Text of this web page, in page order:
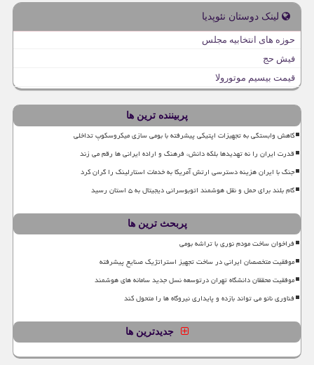
لینک دوستان نئوپدیا
حوزه های انتخابیه مجلس
فیش حج
قیمت بیسیم موتورولا
پربیننده ترین ها
کاهش وابستگی به تجهیزات اپتیکی پیشرفته با بومی سازی میکروسکوپ تداخلی
قدرت ایران را نه تهدیدها بلکه دانش، فرهنگ و اراده ایرانی ها رقم می زند
جنگ با ایران هزینه دسترسی ارتش آمریکا به خدمات استارلینک را گران کرد
گام بلند برای حمل و نقل هوشمند اتوبوسرانی دیجیتال به ۵ استان رسید
پربحث ترین ها
فراخوان ساخت مودم نوری با تراشه بومی
موفقیت متخصصان ایرانی در ساخت تجهیز استراتژیک صنایع پیشرفته
موفقیت محققان دانشگاه تهران درتوسعه نسل جدید سامانه های هوشمند
فناوری نانو می تواند بازده و پایداری نیروگاه ها را متحول کند
جدیدترین ها